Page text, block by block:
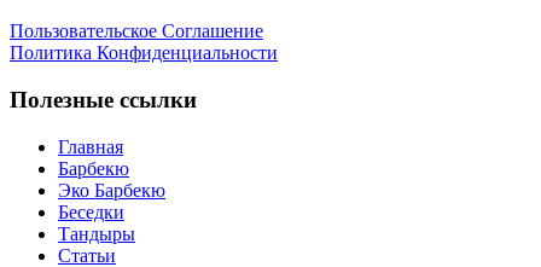
Пользовательское Соглашение
Политика Конфиденциальности
Полезные ссылки
Главная
Барбекю
Эко Барбекю
Беседки
Тандыры
Статьи